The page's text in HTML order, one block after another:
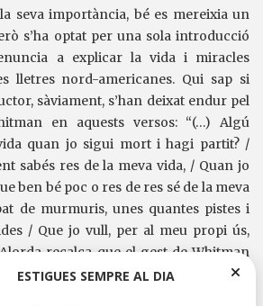
seva importància, bé es mereixia un
s’ha optat per una sola introducció
a explicar la vida i miracles
lletres nord-americanes. Qui sap si
sàviament, s’han deixat endur pel
en aquests versos: “(…) Algú
quan jo sigui mort i hagi partit? /
sabés res de la meva vida, / Quan jo
ben bé poc o res de res sé de la meva
de murmuris, unes quantes pistes i
/ Que jo vull, per al meu propi ús,
recalca que el gest de Whitman
dins de les pàgines d’un llibre és
i alhora “d’una innocència que
ESTIGUES SEMPRE AL DIA